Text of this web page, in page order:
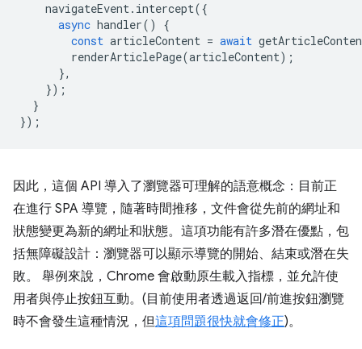
navigateEvent. intercept({
async handler()
{
const articleContent = await
renderArticlePage(articleContent);
},
});
}
});
因此，這個 API 導入了瀏覽器可理解的語意概念：目前正
在進行 SPA 導覽，隨著時間推移，文件會從先前的網址和
狀態變更為新的網址和狀態。這項功能有許多潛在優點，包
括無障礙設計：瀏覽器可以顯示導覽的開始、結束或潛在失
敗。 舉例來說，Chrome 會啟動原生載入指標，並允許使
用者與停止按鈕互動。(目前使用者透過返回/前進按鈕瀏覽
時不會發生這種情況，但這項問題很快就會修正)。